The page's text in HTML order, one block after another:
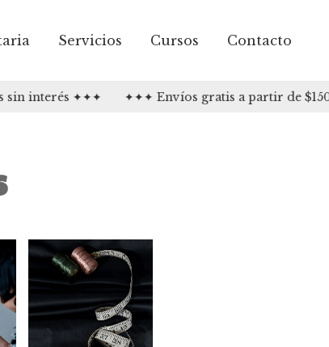
Servicios Cursos Contacto
interés ✦✦✦ ✦✦✦ Envíos gratis a partir de